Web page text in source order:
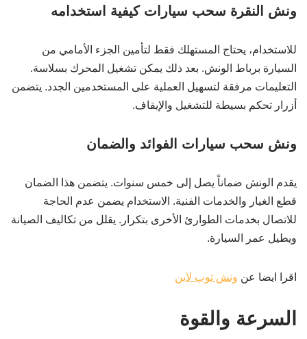
ونش النقرة سحب سيارات كيفية استخدامه
للاستخدام، يحتاج المستهلك فقط لتأمين الجزء الأمامي من
السيارة برباط الونش. بعد ذلك يمكن تشغيل المحرك بسلاسة.
التعليمات مرفقة لتسهيل العملية على المستخدمين الجدد. يتضمن
أزرار تحكم بسيطة للتشغيل والإيقاف.
ونش سحب سيارات الفوائد والضمان
يقدم الونش ضماناً يصل إلى خمس سنوات. يتضمن هذا الضمان
قطع الغيار والخدمات الفنية. الاستخدام يضمن عدم الحاجة
للاتصال بخدمات الطوارئ الأخرى بتكرار. يقلل من تكاليف الصيانة
ويطيل عمر السيارة.
اقرا ايضا عن ونش توب لاين
السرعة والقوة